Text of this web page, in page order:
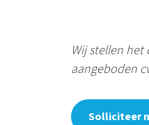
Wij stellen het
aangeboden
Solliciteer